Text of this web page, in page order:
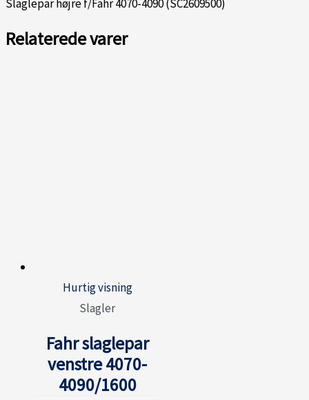
Slaglepar højre f/Fahr 4070-4090 (SC2609500)
Relaterede varer
Hurtig visning
Slagler
Fahr slaglepar
venstre 4070-
4090/1600